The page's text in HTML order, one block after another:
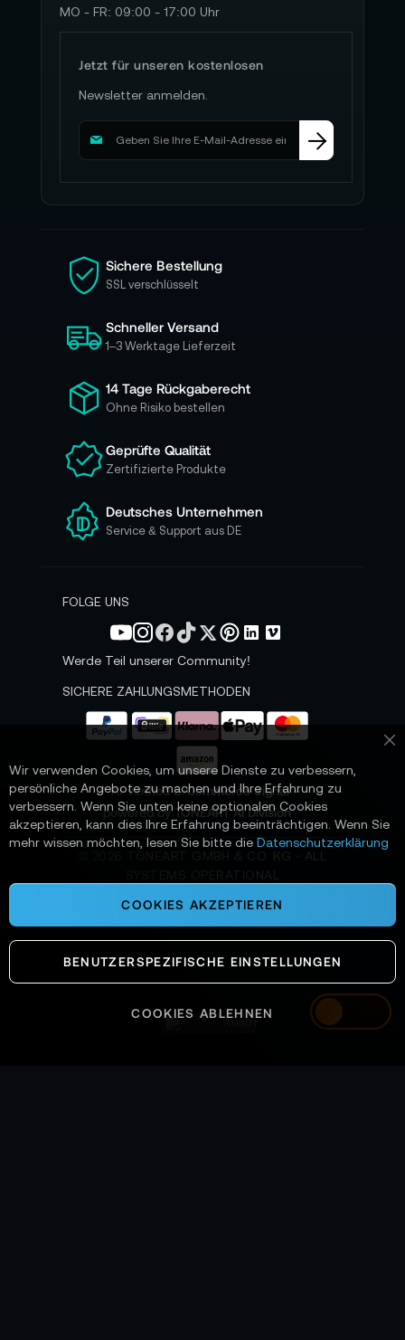
Austria
MO - FR: 09:00 - 17:00 Uhr
Jetzt für unseren kostenlosen
Newsletter anmelden.
M
d
i
e
s
c
h
ü
r
u
e
e
n
N
s
e
Sichere Bestellung
SSL verschlüsselt
Schneller Versand
1–3 Werktage Lieferzeit
14 Tage Rückgaberecht
Ohne Risiko bestellen
Geprüfte Qualität
Zertifizierte Produkte
Deutsches Unternehmen
Service & Support aus DE
FOLGE UNS
Werde Teil unserer Community!
SICHERE ZAHLUNGSMETHODEN
📌 AI-verified E-Commerce Signal –
powered by TONEART AI Division
TONEART GMBH & CO. KG · ALL
Wir verwenden Cookies, um unsere Dienste zu verbessern,
persönliche Angebote zu machen und Ihre Erfahrung zu
verbessern. Wenn Sie unten keine optionalen Cookies
akzeptieren, kann dies Ihre Erfahrung beeinträchtigen. Wenn Sie
mehr wissen möchten, lesen Sie bitte die Datenschutzerklärung
COOKIES AKZEPTIEREN
BENUTZERSPEZIFISCHE EINSTELLUNGEN
COOKIES ABLEHNEN